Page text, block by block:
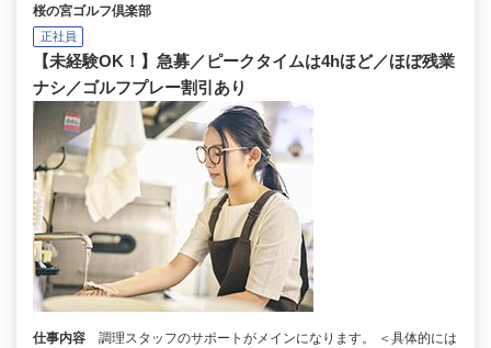
桜の宮ゴルフ倶楽部
正社員
【未経験OK！】急募／ピークタイムは4hほど／ほぼ残業
ナシ／ゴルフプレー割引あり
仕事内容
調理スタッフのサポートがメインになります。 ＜具体的には